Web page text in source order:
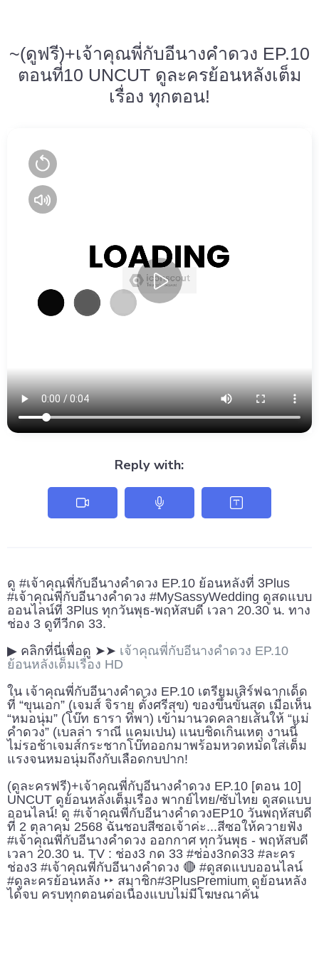
~(ดูฟรี)+เจ้าคุณพี่กับอีนางคำดวง EP.10
ตอนที่10 UNCUT ดูละครย้อนหลังเต็ม
เรื่อง ทุกตอน!
Reply with:
ดู #เจ้าคุณพี่กับอีนางคำดวง EP.10 ย้อนหลังที่ 3Plus
#เจ้าคุณพี่กับอีนางคำดวง #MySassyWedding ดูสดแบบ
ออนไลน์ที่ 3Plus ทุกวันพุธ-พฤหัสบดี เวลา 20.30 น. ทาง
ช่อง 3 ดูทีวีกด 33.
▶ คลิกที่นี่เพื่อดู ➤➤ เจ้าคุณพี่กับอีนางคำดวง EP.10
ย้อนหลังเต็มเรื่อง HD
ใน เจ้าคุณพี่กับอีนางคำดวง EP.10 เตรียมเสิร์ฟฉากเด็ด
ที่ “ขุนเอก” (เจมส์ จิรายุ ตั้งศรีสุข) ของขึ้นขั้นสุด เมื่อเห็น
“หมอนุ่ม” (โบ๊ท ธารา ทิพา) เข้ามานวดคลายเส้นให้ “แม่
คำดวง” (เบลล่า ราณี แคมเปน) แนบชิดเกินเหตุ งานนี้
ไม่รอช้าเจมส์กระชากโบ๊ทออกมาพร้อมหวดหมัดใส่เต็ม
แรงจนหมอนุ่มถึงกับเลือดกบปาก!
(ดูละครฟรี)+เจ้าคุณพี่กับอีนางคำดวง EP.10 [ตอน 10]
UNCUT ดูย้อนหลังเต็มเรื่อง พากย์ไทย/ซับไทย ดูสดแบบ
ออนไลน์! ดู #เจ้าคุณพี่กับอีนางคำดวงEP10 วันพฤหัสบดี
ที่ 2 ตุลาคม 2568 ฉันชอบสีซอเจ้าค่ะ...สีซอให้ควายฟัง
#เจ้าคุณพี่กับอีนางคำดวง ออกกาศ ทุกวันพุธ - พฤหัสบดี
เวลา 20.30 น. TV : ช่อง3 กด 33 #ช่อง3กด33 #ละคร
ช่อง3 #เจ้าคุณพี่กับอีนางคำดวง 🔴 #ดูสดแบบออนไลน์
#ดูละครย้อนหลัง ‣‣ สมาชิก#3PlusPremium ดูย้อนหลัง
ได้จบ ครบทุกตอนต่อเนื่องแบบไม่มีโฆษณาคั่น